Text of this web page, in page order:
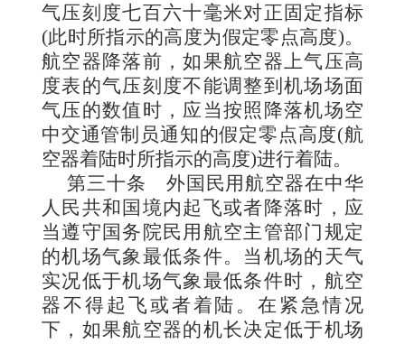
气压刻度七百六十毫米对正固定指标
(此时所指示的高度为假定零点高度)。
航空器降落前，如果航空器上气压高
度表的气压刻度不能调整到机场场面
气压的数值时，应当按照降落机场空
中交通管制员通知的假定零点高度(航
空器着陆时所指示的高度)进行着陆。
第三十条 外国民用航空器在中华
人民共和国境内起飞或者降落时，应
当遵守国务院民用航空主管部门规定
的机场气象最低条件。当机场的天气
实况低于机场气象最低条件时，航空
器不得起飞或者着陆。在紧急情况
下，如果航空器的机长决定低于机场